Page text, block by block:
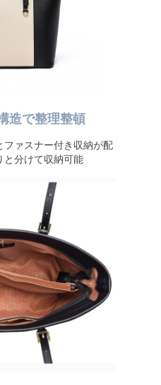
造で整理整頓
ファスナー付き収納が配
と分けて収納可能